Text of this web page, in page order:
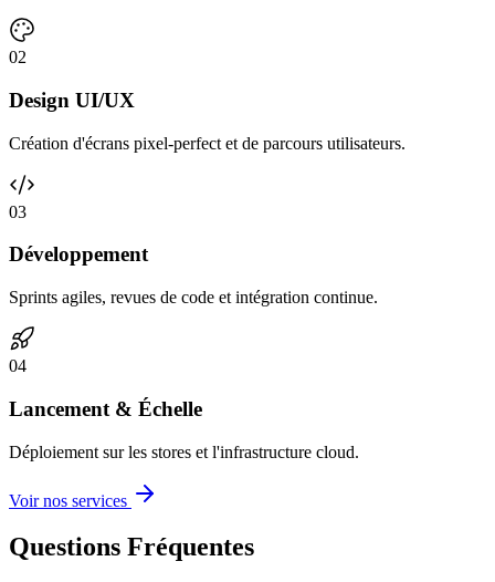
02
Design UI/UX
Création d'écrans pixel-perfect et de parcours utilisateurs.
03
Développement
Sprints agiles, revues de code et intégration continue.
04
Lancement & Échelle
Déploiement sur les stores et l'infrastructure cloud.
Voir nos services
Questions Fréquentes